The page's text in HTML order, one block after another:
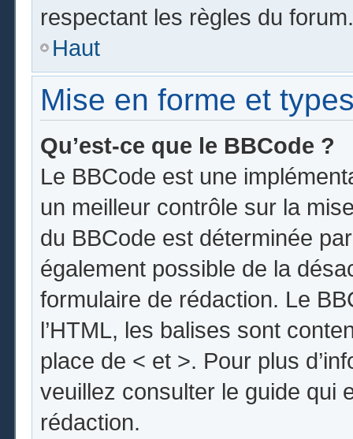
respectant les règles du forum.
Haut
Mise en forme et
Qu’est-ce que le BBCode ?
Le BBCode est une
un meilleur contrôle sur la
du BBCode est déterminée
également possible de la
formulaire de rédaction. Le
l’HTML, les balises sont
place de < et >. Pour plus
veuillez consulter le guide qui
rédaction.